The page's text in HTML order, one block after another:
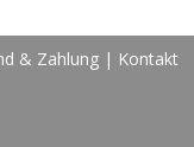
& Zahlung | Kontakt